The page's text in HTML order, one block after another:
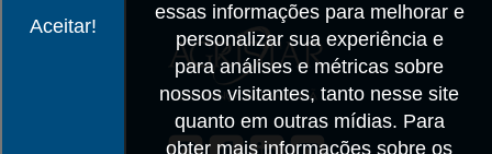
Aceitar!
essas informações para melhorar e
personalizar sua experiência e
para análises e métricas sobre
nossos visitantes, tanto nesse site
quanto em outras mídias. Para
obter mais informações sobre os
CADASTRO
TRABALHE CONOSCO